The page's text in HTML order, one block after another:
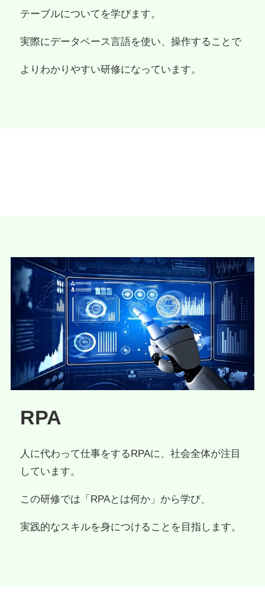
テーブルについてを学びます。
実際にデータベース言語を使い、操作することで
よりわかりやすい研修になっています。
RPA
人に代わって仕事をするRPAに、社会全体が注目
しています。
この研修では「RPAとは何か」から学び、
実践的なスキルを身につけることを目指します。